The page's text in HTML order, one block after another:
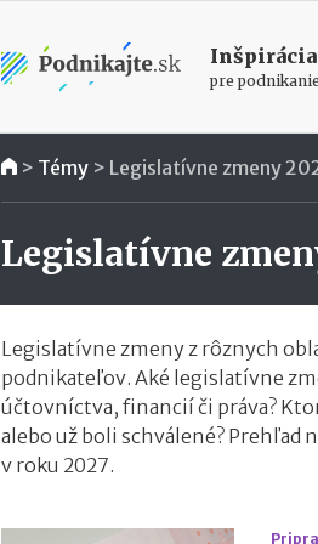
Inšpirácia
pre
> Témy > Legislatívne zmeny
Legislatívne
Legislatívne zmeny z rôznych
podnikateľov. Aké legislatívne
účtovníctva, financií či práva?
alebo už boli schválené?
v roku 2027.